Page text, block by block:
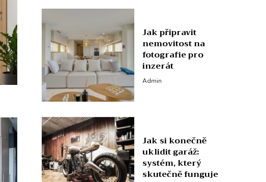
Jak připravit
nemovitost na
fotografie pro
inzerát
Admin
Jak si konečně
uklidit garáž:
systém, který
skutečně funguje